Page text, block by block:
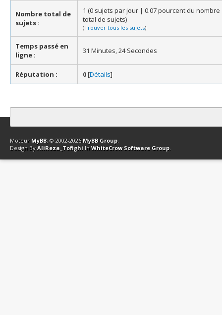
Nombre total de
sujets :
1 (0 sujets par jour | 0.07 pourcent du nombre
total de sujets)
(Trouver tous les sujets)
Temps passé en
ligne :
31 Minutes, 24 Secondes
Réputation : 0[Détails]
Contact Club Affiliation Retourner en haut Version bas-débit
Moteur MyBB, © 2002-2026 MyBB Group.
Design By AliReza_Tofighi In WhiteCrow Software Group.